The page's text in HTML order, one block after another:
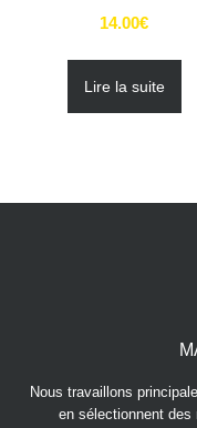
14.00€
Lire la suite
Nous travaillons
en sélectionnent des